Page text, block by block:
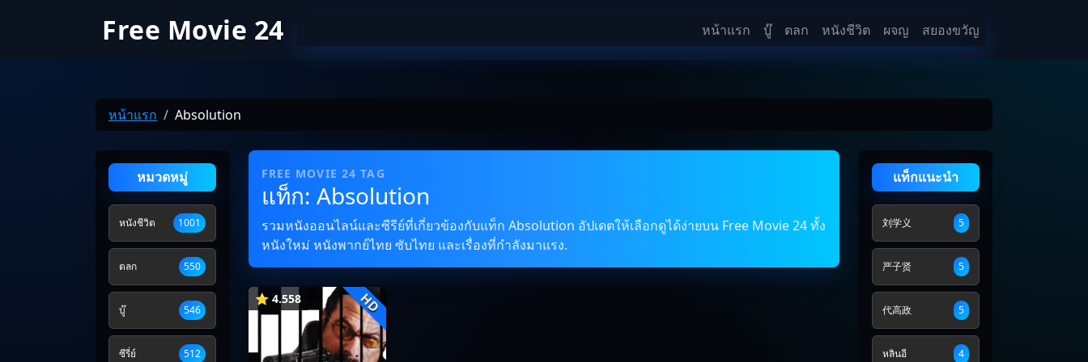
Free Movie 24 หน้าแรก บู๊ ตลก หนังชีวิต ผจญ สยองขวัญ
หน้าแรก Absolution
หมวดหมู่
หนังชีวิต 1001
ตลก 550
บู๊ 546
ซีรี่ย์ 512
FREE MOVIE 24 TAG
แท็ก: Absolution
รวมหนังออนไลน์และซีรีย์ที่เกี่ยวข้องกับแท็ก Absolution อัปเดตให้เลือกดูได้ง่ายบน Free Movie 24 ทั้ง
หนังใหม่ หนังพากย์ไทย ซับไทย และเรื่องที่กำลังมาแรง.
⭐ 4.558 HD
แท็กแนะนำ
刘学义 5
严子贤 5
代高政 5
หลินอี 4